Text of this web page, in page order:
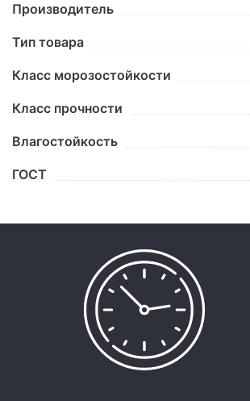
Производитель
Тип товара
Класс морозостойкости
Класс прочности
Влагостойкость
ГОСТ